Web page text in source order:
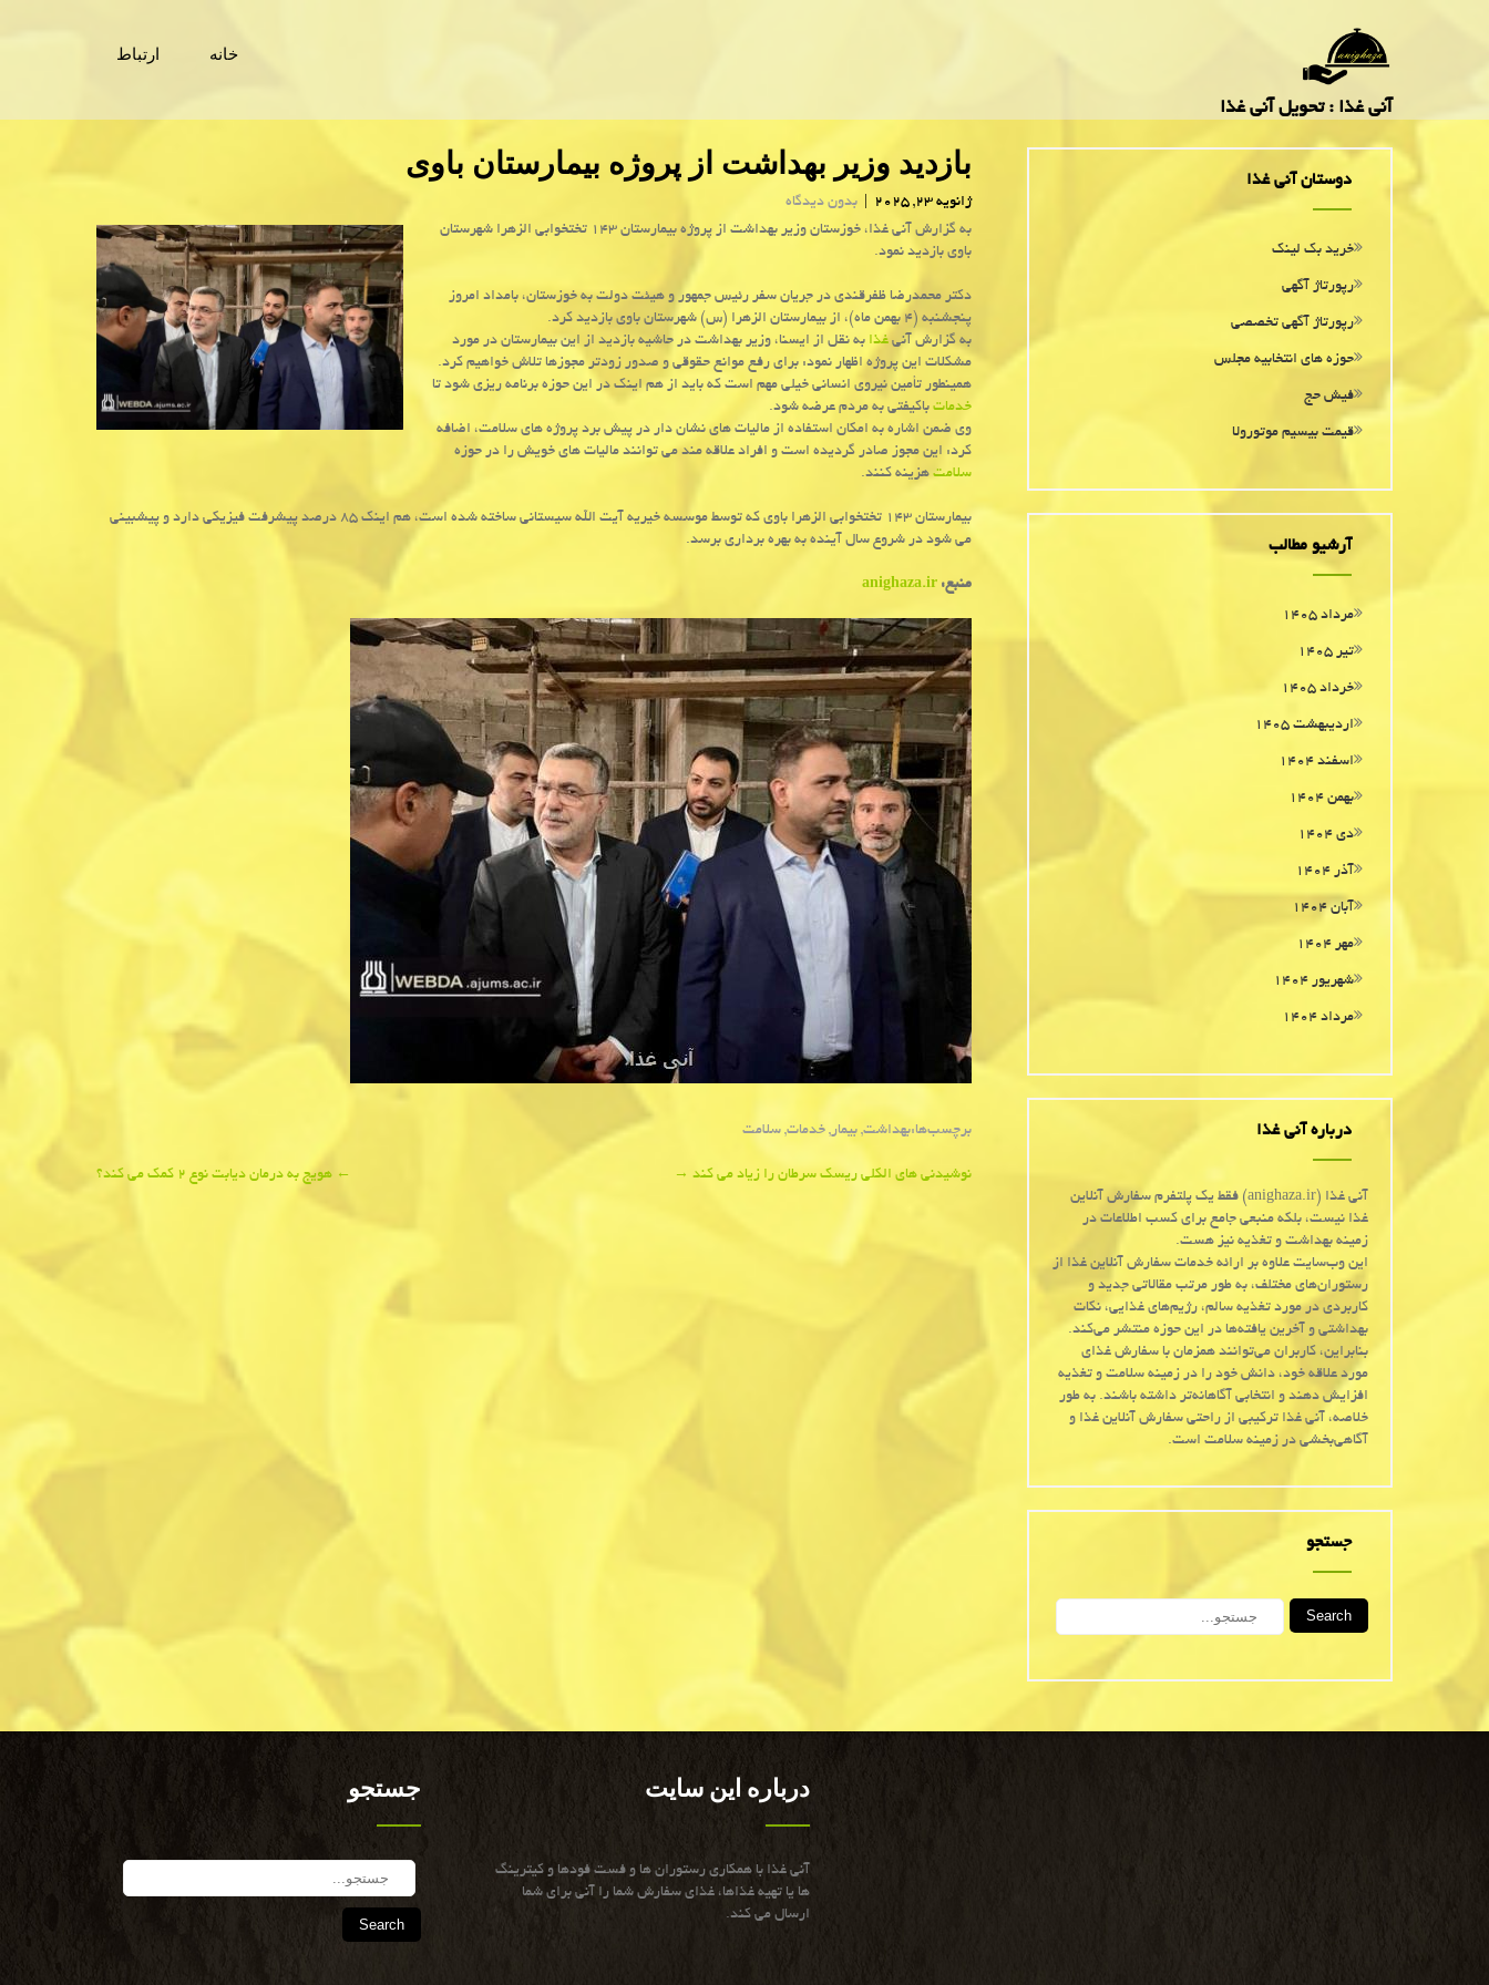
آنی غذا : تحویل آنی غذا
خانه ارتباط
بازدید وزیر بهداشت از پروژه بیمارستان باوی
ژانویه 23, 2025
بدون دیدگاه
به گزارش آنی غذا، خوزستان وزیر بهداشت از پروژه بیمارستان ۱۴۳ تختخوابی الزهرا شهرستان
باوی بازدید نمود.
دکتر محمدرضا ظفرقندی در جریان سفر رئیس جمهور و هیئت دولت به خوزستان، بامداد امروز
پنجشنبه (۴ بهمن ماه)، از بیمارستان الزهرا (س) شهرستان باوی بازدید کرد.
به گزارش آنی غذا به نقل از ایسنا، وزیر بهداشت در حاشیه بازدید از این بیمارستان در مورد
مشکلات این پروژه اظهار نمود: برای رفع موانع حقوقی و صدور زودتر مجوزها تلاش خواهیم کرد.
همینطور تأمین نیروی انسانی خیلی مهم است که باید از هم اینک در این حوزه برنامه ریزی شود تا
خدمات باکیفتی به مردم عرضه شود.
وی ضمن اشاره به امکان استفاده از مالیات های نشان دار در پیش برد پروژه های سلامت، اضافه
کرد: این مجوز صادر گردیده است و افراد علاقه مند می توانند مالیات های خویش را در حوزه
سلامت هزینه کنند.
بیمارستان ۱۴۳ تختخوابی الزهرا باوی که توسط موسسه خیریه آیت الله سیستانی ساخته شده است، هم اینک ۸۵ درصد پیشرفت فیزیکی دارد و پیشبینی
می شود در شروع سال آینده به بهره برداری برسد.
منبع: anighaza.ir
برچسب‌ها:بهداشت, بیمار, خدمات, سلامت
Post
← هویج به درمان دیابت نوع ۲ کمک می کند؟ نوشیدنی های الکلی ریسک سرطان را زیاد می کند →
دوستان آنی غذا
خرید بک لینک
رپورتاژ آگهی
رپورتاژ آگهی تخصصی
حوزه های انتخابیه مجلس
فیش حج
قیمت بیسیم موتورولا
آرشیو مطالب
مرداد ۱۴۰۵
تیر ۱۴۰۵
خرداد ۱۴۰۵
اردیبهشت ۱۴۰۵
اسفند ۱۴۰۴
بهمن ۱۴۰۴
دی ۱۴۰۴
آذر ۱۴۰۴
آبان ۱۴۰۴
مهر ۱۴۰۴
شهریور ۱۴۰۴
مرداد ۱۴۰۴
درباره آنی غذا
آنی غذا (anighaza.ir) فقط یک پلتفرم سفارش آنلاین
غذا نیست، بلکه منبعی جامع برای کسب اطلاعات در
زمینه بهداشت و تغذیه نیز هست.
این وب‌سایت علاوه بر ارائه خدمات سفارش آنلاین غذا از
رستوران‌های مختلف، به طور مرتب مقالاتی جدید و
کاربردی در مورد تغذیه سالم، رژیم‌های غذایی، نکات
بهداشتی و آخرین یافته‌ها در این حوزه منتشر می‌کند.
بنابراین، کاربران می‌توانند همزمان با سفارش غذای
مورد علاقه خود، دانش خود را در زمینه سلامت و تغذیه
افزایش دهند و انتخابی آگاهانه‌تر داشته باشند. به طور
خلاصه، آنی غذا ترکیبی از راحتی سفارش آنلاین غذا و
آگاهی‌بخشی در زمینه سلامت است.
جستجو
Search
جستجو درباره این سایت
آنی غذا با همكاری رستوران ها و فست فودها و كیترینگ
ها یا تهیه غذاها، غذای سفارش شما را آنی برای شما
ارسال می كند.